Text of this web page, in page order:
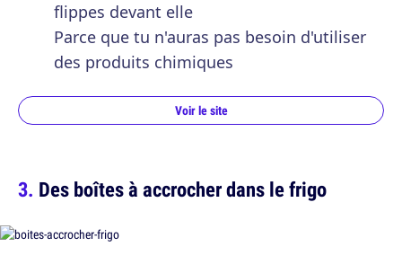
flippes devant elle
Parce que tu n'auras pas besoin d'utiliser
des produits chimiques
Voir le site
Des boîtes à accrocher dans le frigo